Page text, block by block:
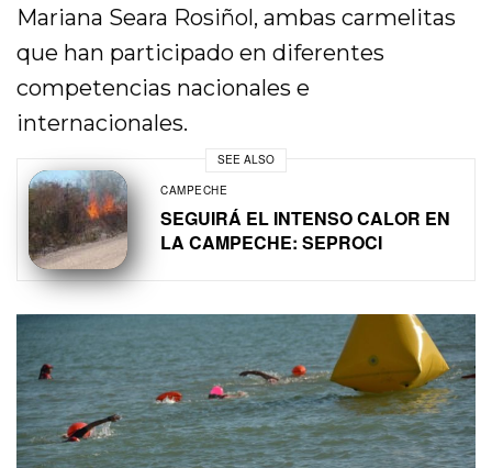
Mariana Seara Rosiñol, ambas carmelitas
que han participado en diferentes
competencias nacionales e
internacionales.
SEE ALSO
CAMPECHE
SEGUIRÁ EL INTENSO CALOR EN
LA CAMPECHE: SEPROCI